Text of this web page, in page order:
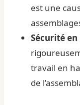
est une
Sécurité
travail en
de